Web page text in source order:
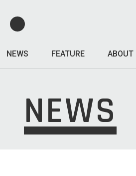
NEWS FEATURE ABOUT
NEWS